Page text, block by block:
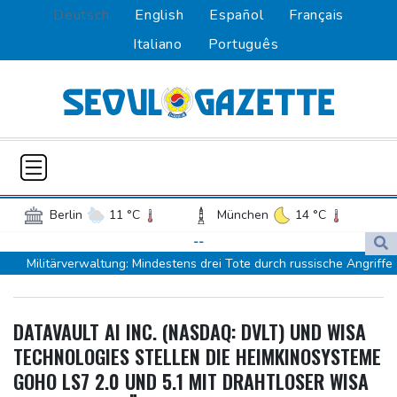
Deutsch English Español
Français
Italiano
Português
Berlin 11 °C München
14 °C
Frankfurt am Main
15 °C
Köln
13 °C Kiel
10 °C
Bremen
13 °C Flensburg
9 °C
Rostock
11 °C Stuttgart
15 °C
--
Militärverwaltung: Mindestens drei Tote durch russische Angriffe
begrüßt es
Kolumbien: Neuer Präsident kündigt "unermüdlichen" Kampf
gegen Drogengewalt an
DATAVAULT AI INC. (NASDAQ: DVLT) UND WISA
TECHNOLOGIES STELLEN DIE HEIMKINOSYSTEME
GOHO LS7 2.0 UND 5.1 MIT DRAHTLOSER WISA